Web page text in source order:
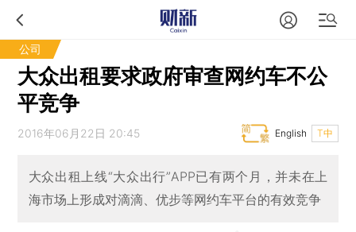
公司
大众出租要求政府审查网约车不公
平竞争
2016年06月22日 20:45 T中
English
大众出租上线“大众出行”APP已有两个月，并未在上
海市场上形成对滴滴、优步等网约车平台的有效竞争